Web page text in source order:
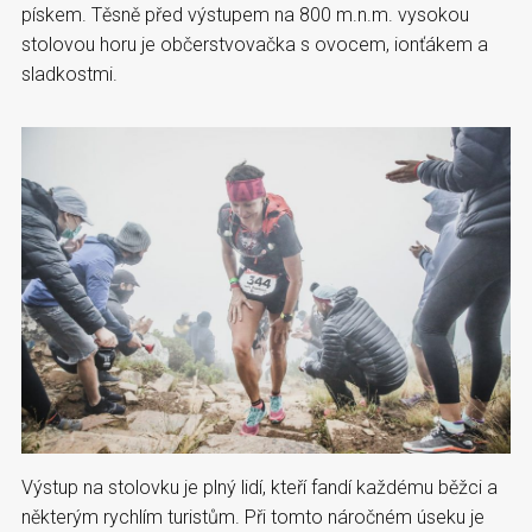
pískem. Těsně před výstupem na 800 m.n.m. vysokou
stolovou horu je občerstvovačka s ovocem, ionťákem a
sladkostmi.
Výstup na stolovku je plný lidí, kteří fandí každému běžci a
některým rychlím turistům. Při tomto náročném úseku je